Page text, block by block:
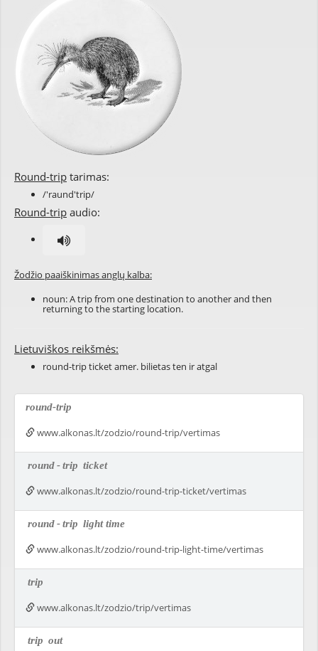
Round-trip tarimas:
/'raund'trip/
Round-trip audio:
Žodžio paaiškinimas anglų kalba:
noun: A trip from one destination to another and then
returning to the starting location.
Lietuviškos reikšmės:
round-trip ticket amer. bilietas ten ir atgal
round-trip
www.alkonas.lt/zodzio/round-trip/vertimas
round-trip ticket
www.alkonas.lt/zodzio/round-trip-ticket/vertimas
round-trip light time
www.alkonas.lt/zodzio/round-trip-light-time/vertimas
trip
www.alkonas.lt/zodzio/trip/vertimas
trip out